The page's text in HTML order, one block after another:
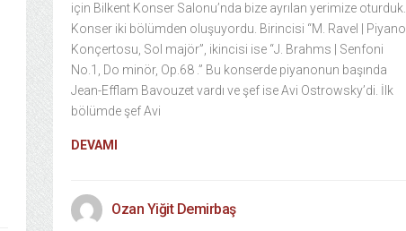
için Bilkent Konser Salonu’nda bize ayrılan yerimize oturduk.
Konser iki bölümden oluşuyordu. Birincisi “M. Ravel | Piyano
Konçertosu, Sol majör”, ikincisi ise “J. Brahms | Senfoni
No.1, Do minör, Op.68 .” Bu konserde piyanonun başında
Jean-Efflam Bavouzet vardı ve şef ise Avi Ostrowsky’di. İlk
bölümde şef Avi
DEVAMI
Ozan Yiğit Demirbaş